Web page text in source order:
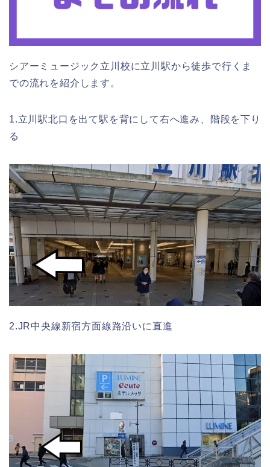
シアーミュージック立川校に立川駅から徒歩で行くま
での流れを紹介します。
1.立川駅北口を出て駅を背にして右へ進み、階段を下り
る
2.JR中央線新宿方面線路沿いに直進